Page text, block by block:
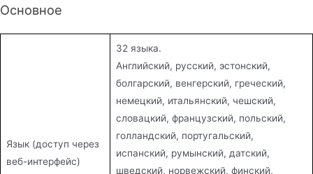
Основное
Язык (доступ через
веб-интерфейс)
32 языка.
Английский, русский, эстонский,
болгарский, венгерский, греческий,
немецкий, итальянский, чешский,
словацкий, французский, польский,
голландский, португальский,
испанский, румынский, датский,
шведский, норвежский, финский,